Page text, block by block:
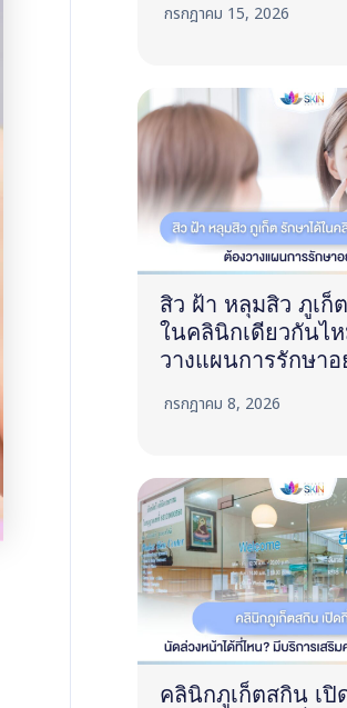
กรกฎาคม 15, 2026
สิว ฝ้า หลุมสิว ภูเก็
ในคลินิกเดียวกันไ
วางแผนการรักษาอ
กรกฎาคม 8, 2026
คลินิกภูเก็ตสกิน เปิ